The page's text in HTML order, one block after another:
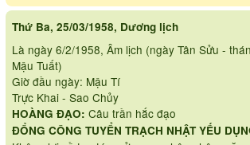
Thứ Ba, 25/03/1958, Dương lịch
Là ngày 6/2/1958, Âm lịch (ngày Tân Sửu -
Mậu Tuất)
Giờ đầu ngày: Mậu Tí
Trực Khai - Sao Chủy
HOÀNG ĐẠO: Câu trần hắc đạo
ĐỔNG CÔNG TUYỂN TRẠCH NHẬT YẾU